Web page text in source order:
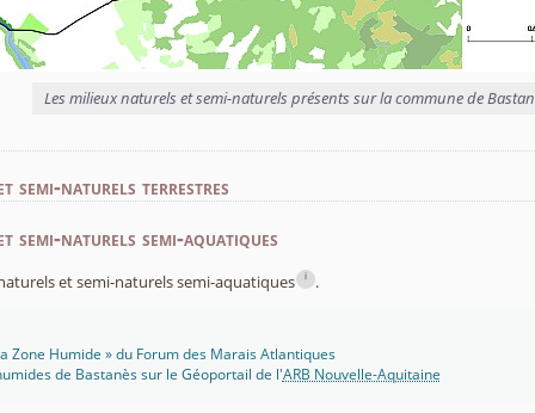
Les milieux naturels et semi-naturels présents sur la commune de
semi-naturels terrestres
naturels semi-aquatiques
et semi-naturels semi-aquatiques i .
Zone Humide » du Forum des Marais Atlantiques
de Bastanès sur le Géoportail de l'ARB Nouvelle-Aquitaine